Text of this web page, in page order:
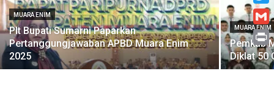
MUARA ENIM
Plt Bupati Sumarni Paparkan
Pertanggungjawaban APBD Muara Enim
2025
MUARA ENIM
Pemkab
Diklat 50
Print